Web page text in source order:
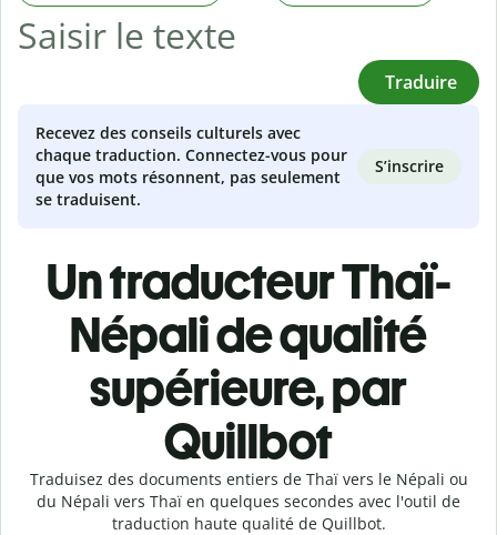
Traduire
Recevez des conseils culturels avec
chaque traduction. Connectez-vous pour
que vos mots résonnent, pas seulement
se traduisent.
S’inscrire
Un traducteur Thaï-
Népali de qualité
supérieure, par
Quillbot
Traduisez des documents entiers de Thaï vers le Népali ou
du Népali vers Thaï en quelques secondes avec l'outil de
traduction haute qualité de Quillbot.